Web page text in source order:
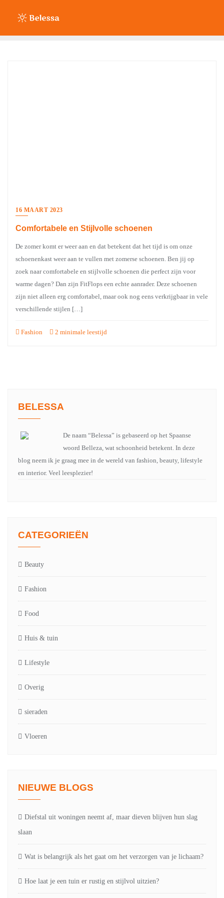
16 MAART 2023
Comfortabele en Stijlvolle schoenen
De zomer komt er weer aan en dat betekent dat het tijd is om onze
schoenenkast weer aan te vullen met zomerse schoenen. Ben jij op
zoek naar comfortabele en stijlvolle schoenen die perfect zijn voor
warme dagen? Dan zijn FitFlops een echte aanrader. Deze schoenen
zijn niet alleen erg comfortabel, maar ook nog eens verkrijgbaar in vele
verschillende stijlen […]
Fashion 2 minimale leestijd
BELESSA
De naam “Belessa” is gebaseerd op het Spaanse
woord Belleza, wat schoonheid betekent. In deze
blog neem ik je graag mee in de wereld van fashion, beauty, lifestyle
en interior. Veel leesplezier!
CATEGORIEËN
Beauty
Fashion
Food
Huis & tuin
Lifestyle
Overig
sieraden
Vloeren
NIEUWE BLOGS
Diefstal uit woningen neemt af, maar dieven blijven hun slag
slaan
Wat is belangrijk als het gaat om het verzorgen van je lichaam?
Hoe laat je een tuin er rustig en stijlvol uitzien?